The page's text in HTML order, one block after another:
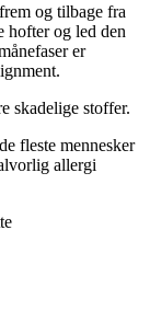
og tilbage fra
hofter og led den
er
skadelige stoffer.
fleste mennesker
allergi